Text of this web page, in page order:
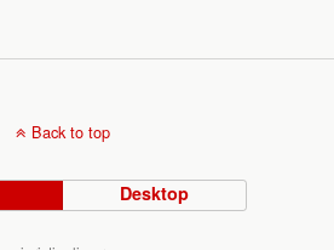
Back to top
Desktop